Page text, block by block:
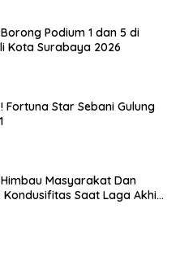
Podium 1 dan 5 di
Kota Surabaya 2026
Fortuna Star Sebani Gulung
Masyarakat Dan
Saat Laga Akhir